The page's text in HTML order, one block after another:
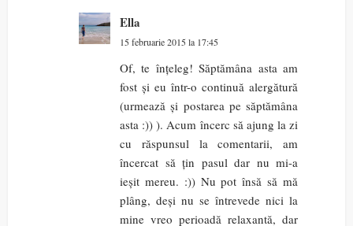
Ella
15 februarie 2015 la 17:45
Of, te înțeleg! Săptămâna asta am
fost și eu într-o continuă alergătură
(urmează și postarea pe săptămâna
asta :)) ). Acum încerc să ajung la zi
cu răspunsul la comentarii, am
încercat să țin pasul dar nu mi-a
ieșit mereu. :)) Nu pot însă să mă
plâng, deși nu se întrevede nici la
mine vreo perioadă relaxantă, dar